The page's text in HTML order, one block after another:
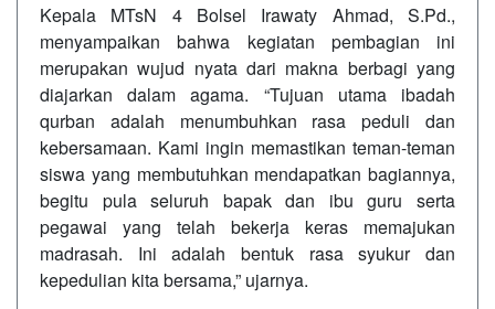
Kepala MTsN 4 Bolsel Irawaty Ahmad, S.Pd.,
menyampaikan bahwa kegiatan pembagian ini
merupakan wujud nyata dari makna berbagi yang
diajarkan dalam agama. “Tujuan utama ibadah
qurban adalah menumbuhkan rasa peduli dan
kebersamaan. Kami ingin memastikan teman-teman
siswa yang membutuhkan mendapatkan bagiannya,
begitu pula seluruh bapak dan ibu guru serta
pegawai yang telah bekerja keras memajukan
madrasah. Ini adalah bentuk rasa syukur dan
kepedulian kita bersama,” ujarnya.